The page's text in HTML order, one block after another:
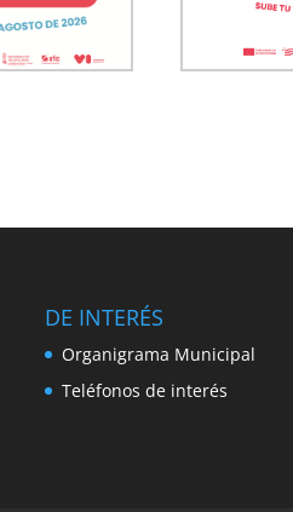
DE INTERÉS
Organigrama Municipal
Teléfonos de interés